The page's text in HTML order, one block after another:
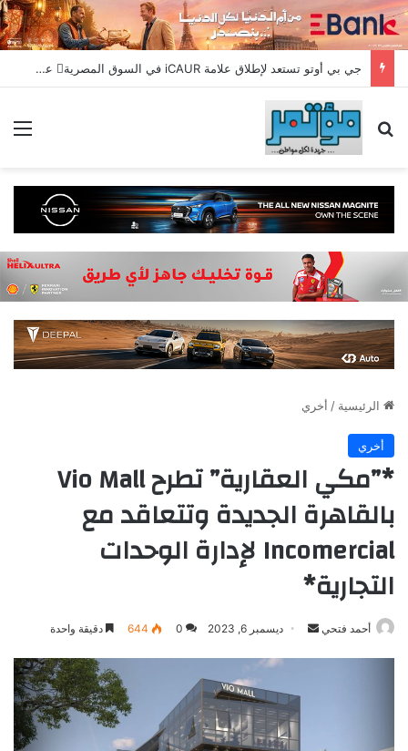
جي بي أوتو تستعد لإطلاق علامة iCAUR في السوق المصرية علامة عالمية جديدة لسيارات الطاقة الجديدة تجمع بين التكنولوجيا الذكية والتصميم الجريء وروح المغامر
بحث عن
الرئيسية / أخري
أخري
*”مكي العقارية” تطرح Vio Mall
بالقاهرة الجديدة وتتعاقد مع
Incomercial لإدارة الوحدات
التجارية*
أحمد فتحي
أرسل ديسمبر 6, 2023 0
644 دقيقة واحدة